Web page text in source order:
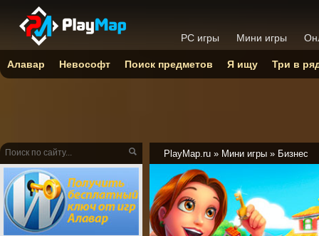
PlayMap.ru » Мини игры » Бизнес
PC игры Мини игры
Алавар Невософт Поиск предметов Я ищу Три в